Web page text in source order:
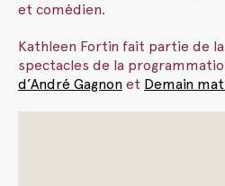
et comédien.
Kathleen Fortin fait partie de
spectacles de la
d’André Gagnon et Demain